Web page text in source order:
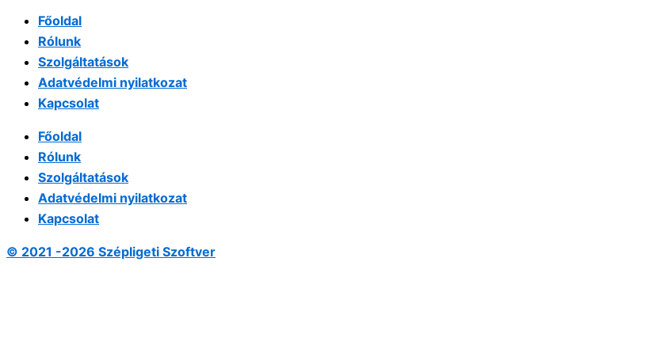
Főoldal
Rólunk
Szolgáltatások
Adatvédelmi nyilatkozat
Kapcsolat
Főoldal
Rólunk
Szolgáltatások
Adatvédelmi nyilatkozat
Kapcsolat
© 2021 -2026 Szépligeti Szoftver